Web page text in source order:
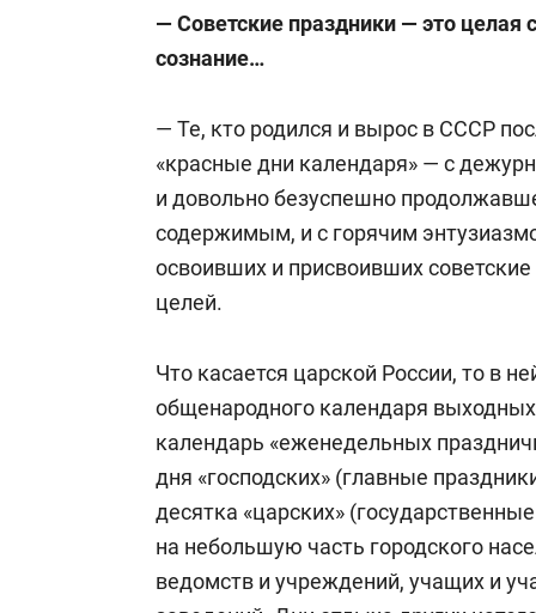
— Советские праздники — это целая
сознание…
— Те, кто родился и вырос в СССР
«красные дни календаря» — с
и довольно безуспешно
содержимым, и с горячим
освоивших и присвоивших
целей.
Что касается царской России, то в
общенародного календаря
календарь «еженедельных
дня «господских» (главные
десятка «царских»
на небольшую часть городского
ведомств и учреждений, учащих и